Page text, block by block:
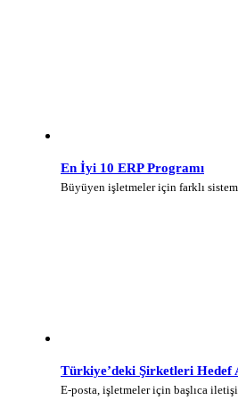
En İyi 10 ERP Programı
Büyüyen işletmeler için farklı
Türkiye’deki Şirketleri Hedef
E-posta, işletmeler için başlıca